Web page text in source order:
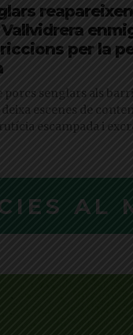
per la
porcs senglars als
escenes de
escampada i
AL